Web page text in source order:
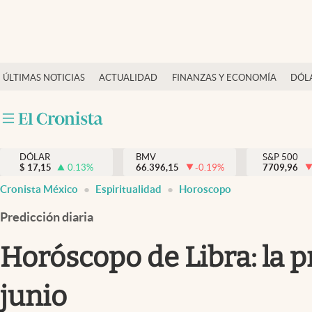
ÚLTIMAS NOTICIAS ACTUALIDAD FINANZAS Y ECONOMÍA
Actualidad
Internacionales
Opinión
Brand Strategy
Vida y estilo
Tv
DÓLAR
$ 17,15 0.13%
BMV
66.396,15
-0.19%
S&P 500
7709,96
Cronista México Espiritualidad Horoscopo
Predicción diaria
Horóscopo de Libra: la
junio